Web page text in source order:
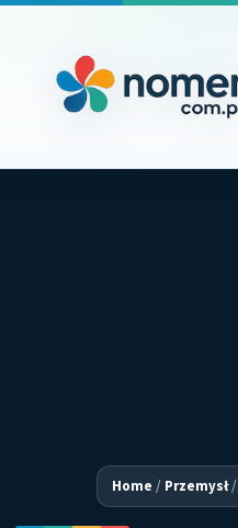
Home / Przemysł/